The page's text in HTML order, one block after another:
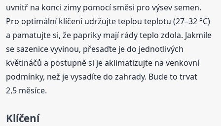
uvnitř na konci zimy pomocí směsi pro výsev semen.
Pro optimální klíčení udržujte teplou teplotu (27–32 °C)
a pamatujte si, že papriky mají rády teplo zdola. Jakmile
se sazenice vyvinou, přesaďte je do jednotlivých
květináčů a postupně si je aklimatizujte na venkovní
podmínky, než je vysadíte do zahrady. Bude to trvat
2,5 měsíce.
Klíčení